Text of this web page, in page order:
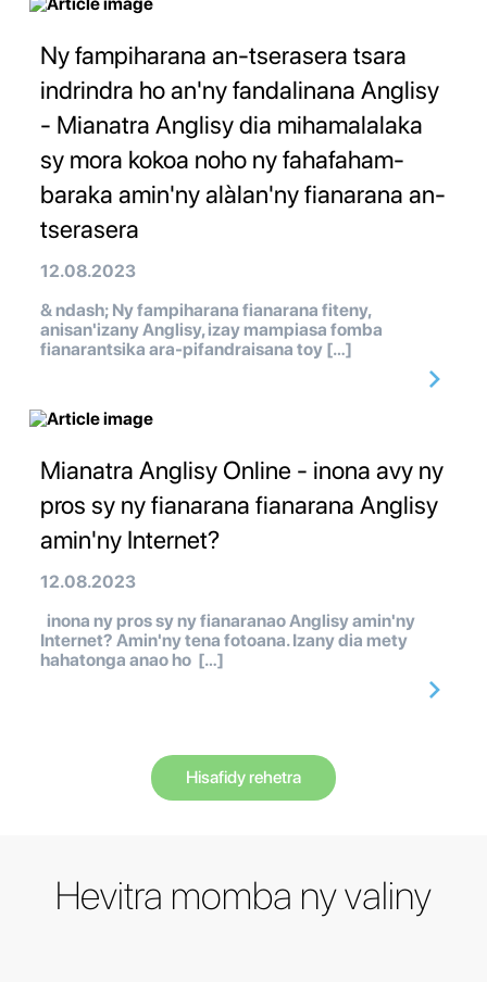
Ny fampiharana an-tserasera tsara
indrindra ho an'ny fandalinana Anglisy
- Mianatra Anglisy dia mihamalalaka
sy mora kokoa noho ny fahafaham-
baraka amin'ny alàlan'ny fianarana an-
tserasera
12.08.2023
& ndash; Ny fampiharana fianarana fiteny,
anisan'izany Anglisy, izay mampiasa fomba
fianarantsika ara-pifandraisana toy […]
Mianatra Anglisy Online - inona avy ny
pros sy ny fianarana fianarana Anglisy
amin'ny Internet?
12.08.2023
inona ny pros sy ny fianaranao Anglisy amin'ny
Internet? Amin'ny tena fotoana. Izany dia mety
hahatonga anao ho […]
Hisafidy rehetra
Hevitra momba ny valiny